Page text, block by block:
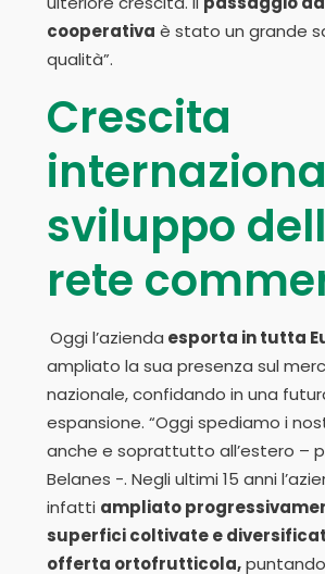
cooperativa è stato un grande
qualità”.
Crescita
sviluppo
rete
Oggi l’azienda esporta in tutta
ampliato la sua presenza sul
nazionale, confidando in una
espansione. “Oggi spediamo i
anche e soprattutto all’estero –
Belanes -. Negli ultimi 15 anni
infatti ampliato
superfici coltivate e
offerta ortofrutticola,